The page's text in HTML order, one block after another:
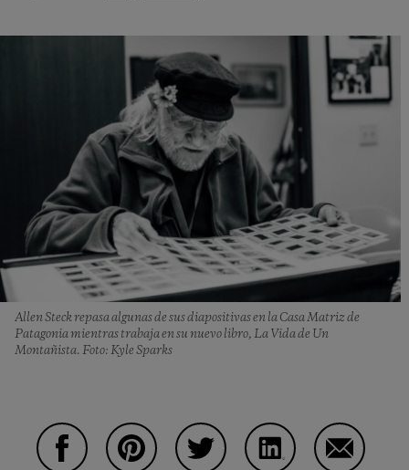
Allen Steck repasa algunas de sus diapositivas en la Casa Matriz de
Patagonia mientras trabaja en su nuevo libro, La Vida de Un
Montañista. Foto: Kyle Sparks